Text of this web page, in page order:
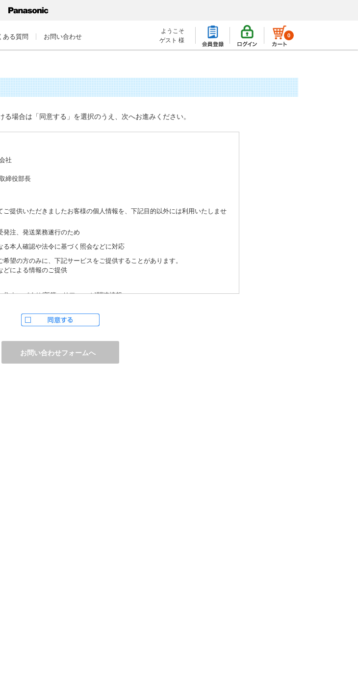
ある質問 お問い合わせ
ようこそ
ゲスト 様
0
場合は「同意する」を選択のうえ、次へお進みください。
社
締役部長
ご提供いただきましたお客様の個人情報を、下記目的以外には利用いたしませ
発注、発送業務遂行のため
る本人確認や法令に基づく照会などに対応
望の方のみに、下記サービスをご提供することがあります。
どによる情報のご提供
まいづくり(新築・リフォーム)関連情報
トに関する情報ご提供
る情報ご提供など